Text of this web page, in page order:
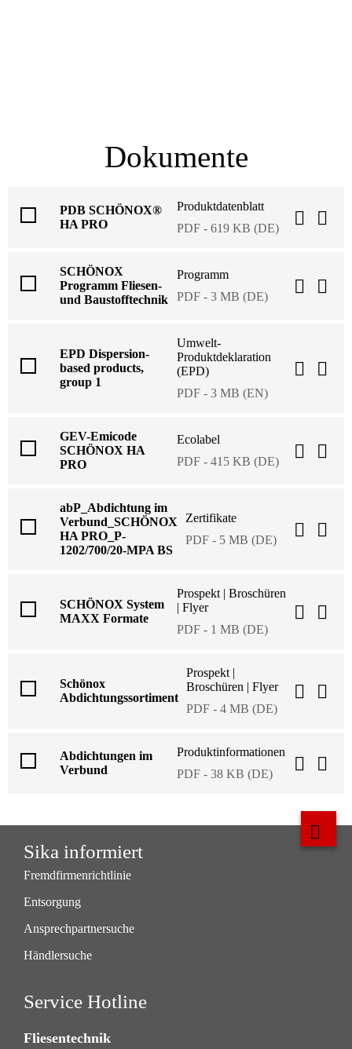
Dokumente
PDB SCHÖNOX®
HA PRO
Produktdatenblatt
PDF - 619 KB (DE)
SCHÖNOX
Programm Fliesen-
und Baustofftechnik
Programm
PDF - 3 MB (DE)
EPD Dispersion-
based products,
group 1
Umwelt-
Produktdeklaration
(EPD)
PDF - 3 MB (EN)
GEV-Emicode
SCHÖNOX HA
PRO
Ecolabel
PDF - 415 KB (DE)
abP_Abdichtung im
Verbund_SCHÖNOX
HA PRO_P-
1202/700/20-MPA BS
Zertifikate
PDF - 5 MB (DE)
SCHÖNOX System
MAXX Formate
Prospekt | Broschüren
| Flyer
PDF - 1 MB (DE)
Schönox
Abdichtungssortiment
Prospekt |
Broschüren | Flyer
PDF - 4 MB (DE)
Abdichtungen im
Verbund
Produktinformationen
PDF - 38 KB (DE)
Sika informiert
Fremdfirmenrichtlinie
Entsorgung
Ansprechpartnersuche
Händlersuche
Service Hotline
Fliesentechnik